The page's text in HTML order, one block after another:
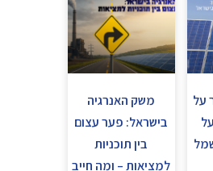
על
משק האנרגיה
בישראל: פער עצום
בין תוכניות
למציאות – ומה חייב